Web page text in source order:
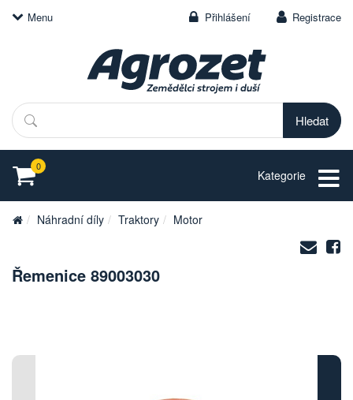
Menu Přihlášení Registrace
Hledat
0
Kategorie
Náhradní díly Traktory Motor
na
Řemenice 89003030